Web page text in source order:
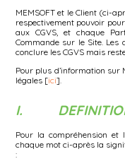
MEMSOFT et le Client (ci-
respectivement pouvoir
aux CGVS, et chaque
Commande sur le Site.
conclure les CGVS mais
Pour plus d’information sur
légales [ici].
I.
Pour la compréhension et
chaque mot ci-après la
: